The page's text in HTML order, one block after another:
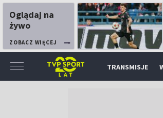
Oglądaj na
żywo
ZOBACZ WIĘCEJ
TRANSMISJE